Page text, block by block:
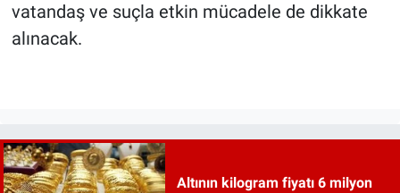
vatandaş ve suçla etkin mücadele de dikkate
alınacak.
Altının kilogram fiyatı 6 milyon